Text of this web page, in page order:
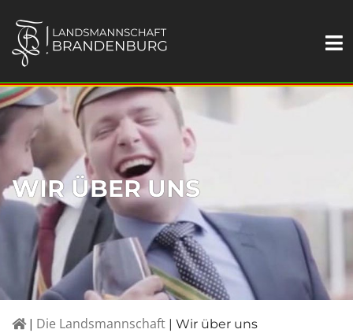
WIR ÜBER UNS
| Die Landsmannschaft | Wir über uns